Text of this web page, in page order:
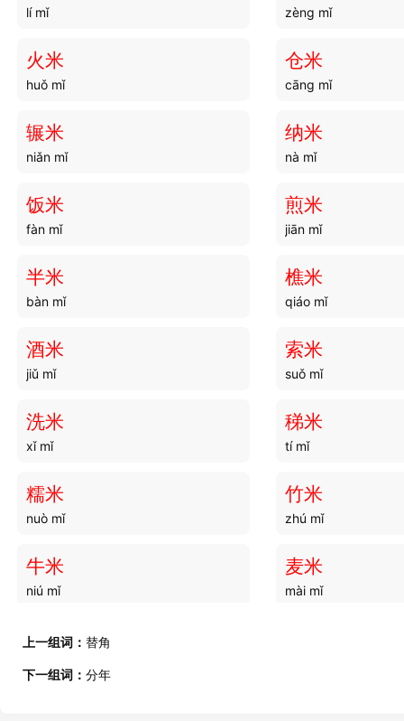
分袪 分胙
分业 分式
分颁 分总
分尸 分队
分治 分辙
分词 分祷
分钟 分交
分蘗 分岔
分释 分配
分虎
lí mǐ zèng mǐ
火米
huǒ mǐ
仓米
cāng mǐ
辗米
niǎn mǐ
纳米
nà mǐ
饭米
fàn mǐ
煎米
jiān mǐ
半米
bàn mǐ
樵米
qiáo mǐ
酒米
jiǔ mǐ
索米
suǒ mǐ
洗米
xǐ mǐ
稊米
tí mǐ
糯米
nuò mǐ
竹米
zhú mǐ
牛米
niú mǐ
麦米
mài mǐ
薏米
上一组词： 替角
下一组词： 分年